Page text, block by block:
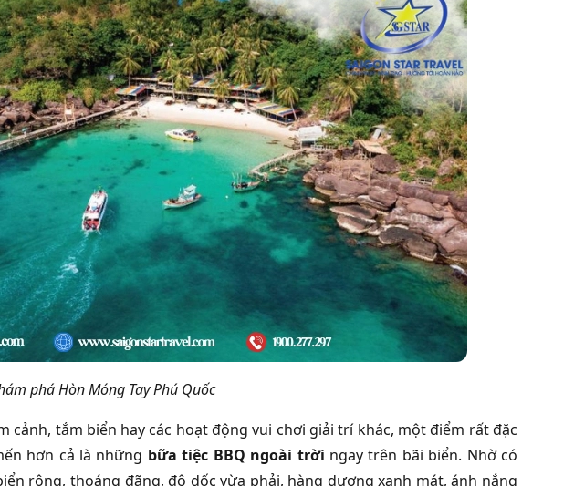
phá Hòn Móng Tay Phú Quốc
cảnh, tắm biển hay các hoạt động vui chơi giải trí khác, một điểm rất đặc
hơn cả là những bữa tiệc BBQ ngoài trời ngay trên bãi biển. Nhờ có
rộng, thoáng đãng, độ dốc vừa phải, hàng dương xanh mát, ánh nắng